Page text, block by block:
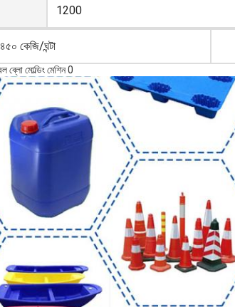
1200
৪৫০ কেজি/ঘন্টা